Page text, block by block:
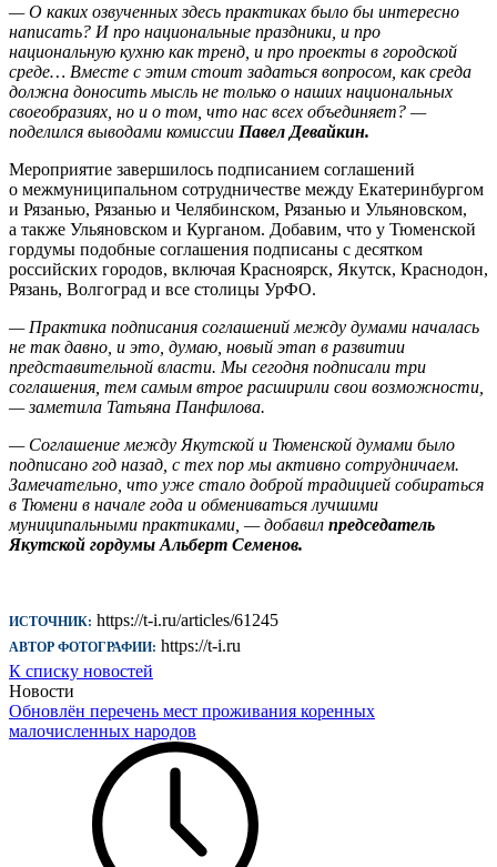
— О каких озвученных здесь практиках было бы интересно
написать? И про национальные праздники, и про
национальную кухню как тренд, и про проекты в городской
среде… Вместе с этим стоит задаться вопросом, как среда
должна доносить мысль не только о наших национальных
своеобразиях, но и о том, что нас всех объединяет? —
поделился выводами комиссии Павел Девайкин.
Мероприятие завершилось подписанием соглашений
о межмуниципальном сотрудничестве между Екатеринбургом
и Рязанью, Рязанью и Челябинском, Рязанью и Ульяновском,
а также Ульяновском и Курганом. Добавим, что у Тюменской
гордумы подобные соглашения подписаны с десятком
российских городов, включая Красноярск, Якутск, Краснодон,
Рязань, Волгоград и все столицы УрФО.
— Практика подписания соглашений между думами началась
не так давно, и это, думаю, новый этап в развитии
представительной власти. Мы сегодня подписали три
соглашения, тем самым втрое расширили свои возможности,
— заметила Татьяна Панфилова.
— Соглашение между Якутской и Тюменской думами было
подписано год назад, с тех пор мы активно сотрудничаем.
Замечательно, что уже стало доброй традицией собираться
в Тюмени в начале года и обмениваться лучшими
муниципальными практиками, — добавил председатель
Якутской гордумы Альберт Семенов.
ИСТОЧНИК: https://t-i.ru/articles/61245
АВТОР ФОТОГРАФИИ: https://t-i.ru
К списку новостей
Новости
Обновлён перечень мест проживания коренных
малочисленных народов